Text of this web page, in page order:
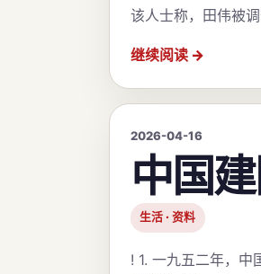
该人士称，田伟被
继续阅读
2026-04-16
中国
生活 · 资料
! 1. 一九五二年，